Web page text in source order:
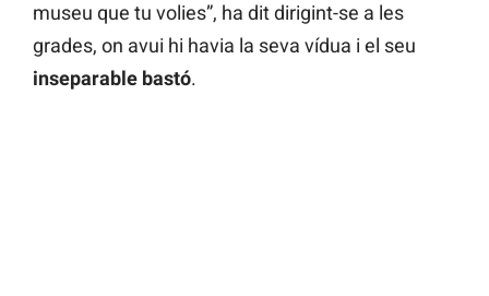
museu que tu volies”, ha dit dirigint-se a les
grades, on avui hi havia la seva vídua i el seu
inseparable bastó.